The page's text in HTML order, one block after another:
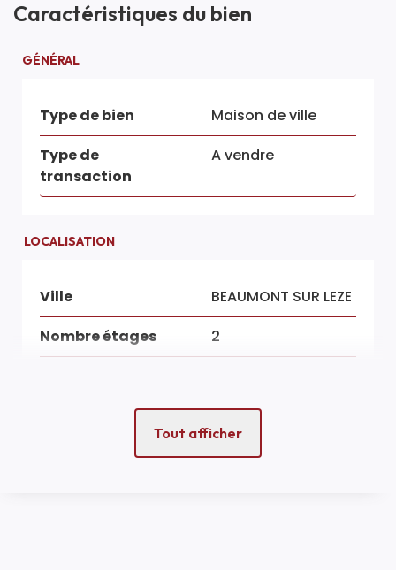
Caractéristiques du bien
GÉNÉRAL
Type de bien
Maison de ville
Type de
transaction
A vendre
LOCALISATION
Ville
BEAUMONT SUR LEZE
Nombre étages
2
5 min
Tout afficher